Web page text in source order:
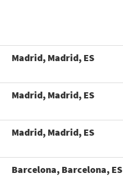
Madrid, Madrid, ES
Madrid, Madrid, ES
Madrid, Madrid, ES
Barcelona, Barcelona, ES